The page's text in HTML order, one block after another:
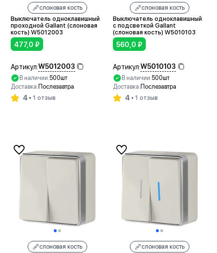
слоновая кость
Выключатель одноклавишный
проходной Gallant (слоновая
кость) W5012003
477,0 ₽
Артикул:W5012003
В наличии:500шт
Доставка: Послезавтра
4 1 отзыв
слоновая кость
Выключатель одноклавишный
с подсветкой Gallant
(слоновая кость) W5010103
560,0 ₽
Артикул:W5010103
В наличии:500шт
Доставка: Послезавтра
4 1 отзыв
слоновая кость
слоновая кость